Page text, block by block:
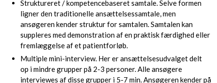
Struktureret / kompetencebaseret samtale. Selve formen
ligner den traditionelle ansættelsessamtale, men
ansøgeren kender struktur for samtalen. Samtalen kan
suppleres med demonstration af en praktisk færdighed eller
fremlæggelse af et patientforløb.
Multiple mini-interview. Her er ansættelsesudvalget delt
op i mindre grupper på 2-3 personer. Alle ansøgere
interviewes af disse grupper i 5-7 min. Ansøgeren kender på